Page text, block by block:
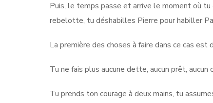
Puis, le temps passe et arrive le moment où tu
rebelotte, tu déshabilles Pierre pour habiller
La première des choses à faire dans ce cas est
Tu ne fais plus aucune dette, aucun prêt, aucun
Tu prends ton courage à deux mains, tu